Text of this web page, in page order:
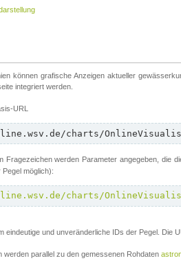
können grafische Anzeigen aktueller
integriert werden.
URL
charts/
Fragezeichen werden Parameter angegeben, die
möglich):
charts/
eindeutige und unveränderliche IDs der Pegel. Die
werden parallel zu den gemessenen Rohdaten